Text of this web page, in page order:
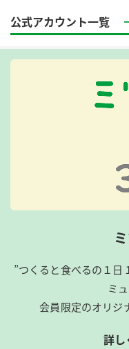
公式アカウント一覧
”つくると食べるの１日
ミ
会員限定のオリジ
詳し